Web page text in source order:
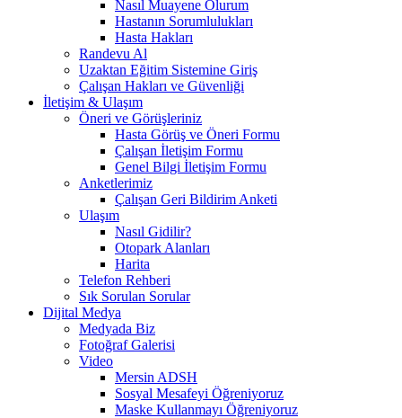
Nasıl Muayene Olurum
Hastanın Sorumlulukları
Hasta Hakları
Randevu Al
Uzaktan Eğitim Sistemine Giriş
Çalışan Hakları ve Güvenliği
İletişim & Ulaşım
Öneri ve Görüşleriniz
Hasta Görüş ve Öneri Formu
Çalışan İletişim Formu
Genel Bilgi İletişim Formu
Anketlerimiz
Çalışan Geri Bildirim Anketi
Ulaşım
Nasıl Gidilir?
Otopark Alanları
Harita
Telefon Rehberi
Sık Sorulan Sorular
Dijital Medya
Medyada Biz
Fotoğraf Galerisi
Video
Mersin ADSH
Sosyal Mesafeyi Öğreniyoruz
Maske Kullanmayı Öğreniyoruz